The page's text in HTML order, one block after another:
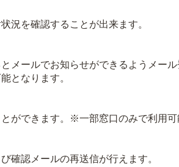
況を確認することが出来ます。
ールでお知らせができるようメール
となります。
ができます。※一部窓口のみで利用可
確認メールの再送信が行えます。